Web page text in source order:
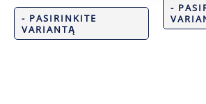
- PASIRINKITE
VARIANTĄ
-